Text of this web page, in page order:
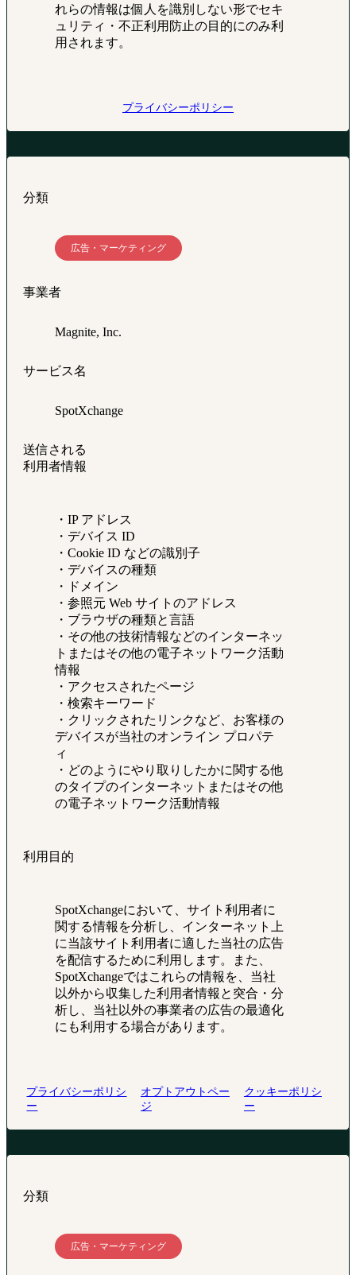
れらの情報は個人を識別しない形でセキ
ュリティ・不正利用防止の目的にのみ利
用されます。
プライバシーポリシー
分類
広告・マーケティング
事業者
Magnite, Inc.
サービス名
SpotXchange
送信される
利用者情報
・IP アドレス
・デバイス ID
・Cookie ID などの識別子
・デバイスの種類
・ドメイン
・参照元 Web サイトのアドレス
・ブラウザの種類と言語
・その他の技術情報などのインターネッ
トまたはその他の電子ネットワーク活動
情報
・アクセスされたページ
・検索キーワード
・クリックされたリンクなど、お客様の
デバイスが当社のオンライン プロパテ
ィ
・どのようにやり取りしたかに関する他
のタイプのインターネットまたはその他
の電子ネットワーク活動情報
利用目的
SpotXchangeにおいて、サイト利用者に
関する情報を分析し、インターネット上
に当該サイト利用者に適した当社の広告
を配信するために利用します。また、
SpotXchangeではこれらの情報を、当社
以外から収集した利用者情報と突合・分
析し、当社以外の事業者の広告の最適化
にも利用する場合があります。
プライバシーポリシ
ー
オプトアウトペー
ジ
クッキーポリシ
ー
分類
広告・マーケティング